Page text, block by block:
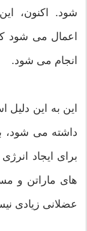
شود. اکنون،
اعمال می شود
انجام می شود.
این به این
داشته می شود،
برای ایجاد
های ماراتن و
عضلانی زیادی